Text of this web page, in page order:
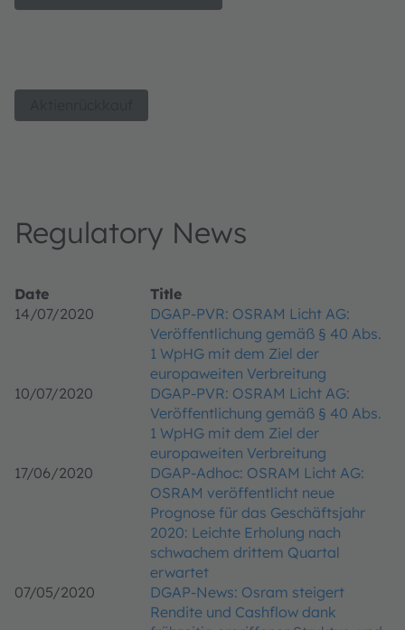
Regulatory News
Date
Title
14/07/2020
DGAP-PVR: OSRAM Licht AG:
Veröffentlichung gemäß § 40 Abs.
1 WpHG mit dem Ziel der
europaweiten Verbreitung
10/07/2020
DGAP-PVR: OSRAM Licht AG:
Veröffentlichung gemäß § 40 Abs.
1 WpHG mit dem Ziel der
europaweiten Verbreitung
17/06/2020
DGAP-Adhoc: OSRAM Licht AG:
OSRAM veröffentlicht neue
Prognose für das Geschäftsjahr
2020: Leichte Erholung nach
schwachem drittem Quartal
erwartet
07/05/2020
DGAP-News: Osram steigert
Rendite und Cashflow dank